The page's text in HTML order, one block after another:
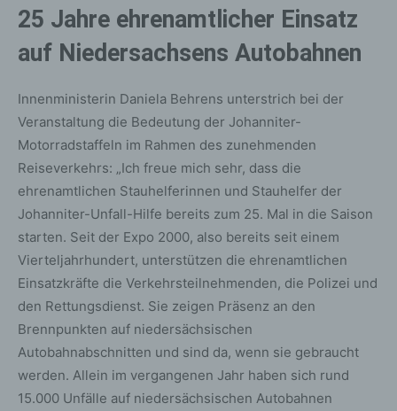
25 Jahre ehrenamtlicher Einsatz
auf Niedersachsens Autobahnen
Innenministerin Daniela Behrens unterstrich bei der
Veranstaltung die Bedeutung der Johanniter-
Motorradstaffeln im Rahmen des zunehmenden
Reiseverkehrs: „Ich freue mich sehr, dass die
ehrenamtlichen Stauhelferinnen und Stauhelfer der
Johanniter-Unfall-Hilfe bereits zum 25. Mal in die Saison
starten. Seit der Expo 2000, also bereits seit einem
Vierteljahrhundert, unterstützen die ehrenamtlichen
Einsatzkräfte die Verkehrsteilnehmenden, die Polizei und
den Rettungsdienst. Sie zeigen Präsenz an den
Brennpunkten auf niedersächsischen
Autobahnabschnitten und sind da, wenn sie gebraucht
werden. Allein im vergangenen Jahr haben sich rund
15.000 Unfälle auf niedersächsischen Autobahnen